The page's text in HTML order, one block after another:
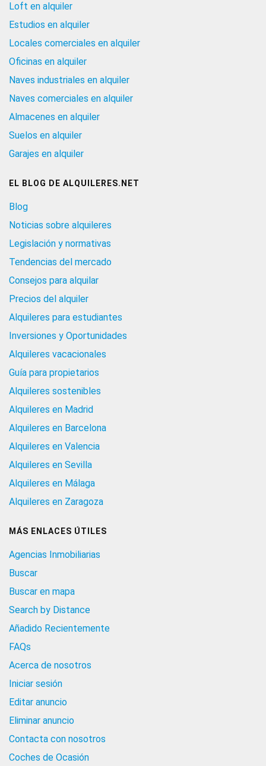
Loft en alquiler
Estudios en alquiler
Locales comerciales en alquiler
Oficinas en alquiler
Naves industriales en alquiler
Naves comerciales en alquiler
Almacenes en alquiler
Suelos en alquiler
Garajes en alquiler
EL BLOG DE ALQUILERES.NET
Blog
Noticias sobre alquileres
Legislación y normativas
Tendencias del mercado
Consejos para alquilar
Precios del alquiler
Alquileres para estudiantes
Inversiones y Oportunidades
Alquileres vacacionales
Guía para propietarios
Alquileres sostenibles
Alquileres en Madrid
Alquileres en Barcelona
Alquileres en Valencia
Alquileres en Sevilla
Alquileres en Málaga
Alquileres en Zaragoza
MÁS ENLACES ÚTILES
Agencias Inmobiliarias
Buscar
Buscar en mapa
Search by Distance
Añadido Recientemente
FAQs
Acerca de nosotros
Iniciar sesión
Editar anuncio
Eliminar anuncio
Contacta con nosotros
Coches de Ocasión